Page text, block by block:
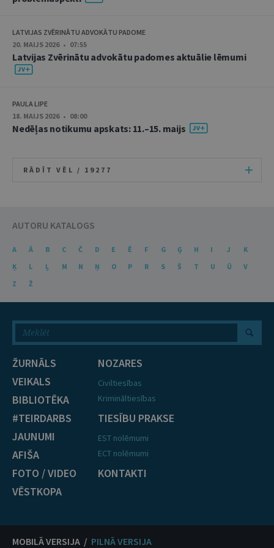
LATVIJAS ZVĒRINĀTU ADVOKĀTU PADOME
20. MAIJS 2026 • 07:55
Latvijas Zvērinātu advokātu padomes aktuālie lēmumi
PAULA LIPE
18. MAIJS 2026 • 08:00
Nedēļas notikumu apskats: 11.–15. maijs
RĀDĪT VĒL / 19277
AUTORU KATALOGS
A Ā B C Č D E Ē F G Ģ H I J
K
Ķ
L Ļ M N Ņ O P R S Š T U Ū
V
Z
Ž
ŽURNĀLS
VEIKALS
BIBLIOTĒKA
#TEIRDARBS
JAUNUMI
AFIŠA
FOTO / VIDEO
VĒSTKOPA
NOZARES
Civiltiesības
Krimināltiesības
TIESĪBU PRAKSE
EST nolēmumi
ECT nolēmumi
KONTAKTI
MOBILĀ VERSIJA / PILNĀ VERSIJA